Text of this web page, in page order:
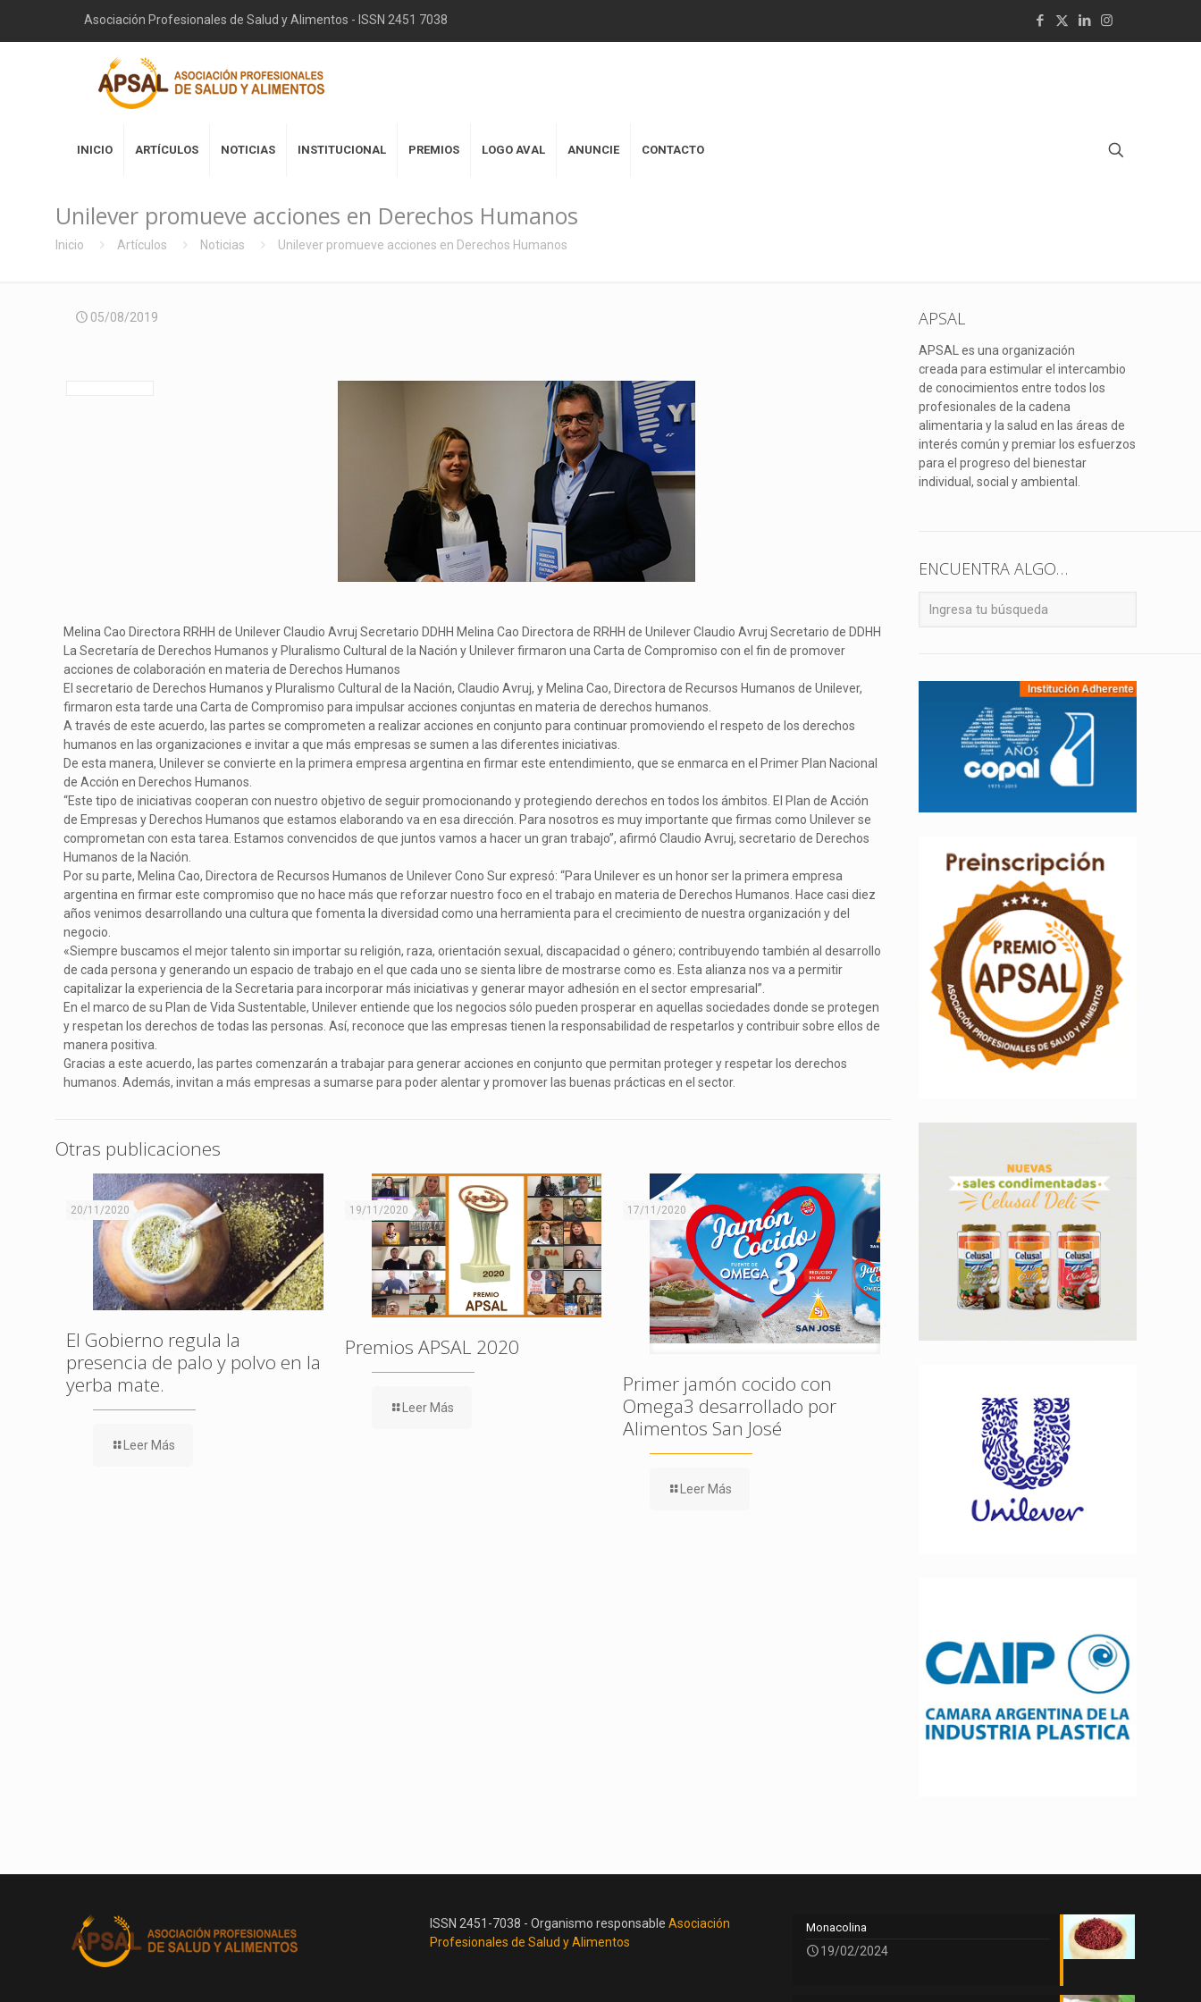
Asociación Profesionales de Salud y Alimentos - ISSN 2451 7038
INICIO ARTÍCULOS NOTICIAS INSTITUCIONAL PREMIOS LOGO AVAL ANUNCIE CONTACTO
Unilever promueve acciones en Derechos Humanos
Inicio Artículos Noticias Unilever promueve acciones en Derechos Humanos
05/08/2019
Melina Cao Directora RRHH de Unilever Claudio Avruj Secretario DDHH Melina Cao Directora de RRHH de Unilever Claudio Avruj Secretario de DDHH
La Secretaría de Derechos Humanos y Pluralismo Cultural de la Nación y Unilever firmaron una Carta de Compromiso con el fin de promover
acciones de colaboración en materia de Derechos Humanos
El secretario de Derechos Humanos y Pluralismo Cultural de la Nación, Claudio Avruj, y Melina Cao, Directora de Recursos Humanos de Unilever,
firmaron esta tarde una Carta de Compromiso para impulsar acciones conjuntas en materia de derechos humanos.
A través de este acuerdo, las partes se comprometen a realizar acciones en conjunto para continuar promoviendo el respeto de los derechos
humanos en las organizaciones e invitar a que más empresas se sumen a las diferentes iniciativas.
De esta manera, Unilever se convierte en la primera empresa argentina en firmar este entendimiento, que se enmarca en el Primer Plan Nacional
de Acción en Derechos Humanos.
“Este tipo de iniciativas cooperan con nuestro objetivo de seguir promocionando y protegiendo derechos en todos los ámbitos. El Plan de Acción
de Empresas y Derechos Humanos que estamos elaborando va en esa dirección. Para nosotros es muy importante que firmas como Unilever se
comprometan con esta tarea. Estamos convencidos de que juntos vamos a hacer un gran trabajo”, afirmó Claudio Avruj, secretario de Derechos
Humanos de la Nación.
Por su parte, Melina Cao, Directora de Recursos Humanos de Unilever Cono Sur expresó: “Para Unilever es un honor ser la primera empresa
argentina en firmar este compromiso que no hace más que reforzar nuestro foco en el trabajo en materia de Derechos Humanos. Hace casi diez
años venimos desarrollando una cultura que fomenta la diversidad como una herramienta para el crecimiento de nuestra organización y del
negocio.
«Siempre buscamos el mejor talento sin importar su religión, raza, orientación sexual, discapacidad o género; contribuyendo también al desarrollo
de cada persona y generando un espacio de trabajo en el que cada uno se sienta libre de mostrarse como es. Esta alianza nos va a permitir
capitalizar la experiencia de la Secretaria para incorporar más iniciativas y generar mayor adhesión en el sector empresarial”.
En el marco de su Plan de Vida Sustentable, Unilever entiende que los negocios sólo pueden prosperar en aquellas sociedades donde se protegen
y respetan los derechos de todas las personas. Así, reconoce que las empresas tienen la responsabilidad de respetarlos y contribuir sobre ellos de
manera positiva.
Gracias a este acuerdo, las partes comenzarán a trabajar para generar acciones en conjunto que permitan proteger y respetar los derechos
humanos. Además, invitan a más empresas a sumarse para poder alentar y promover las buenas prácticas en el sector.
Otras publicaciones
20/11/2020
El Gobierno regula la
presencia de palo y polvo en la
yerba mate.
Leer Más
19/11/2020
Premios APSAL 2020
Leer Más
17/11/2020
Primer jamón cocido con
Omega3 desarrollado por
Alimentos San José
Leer Más
APSAL
APSAL es una organización
creada para estimular el intercambio
de conocimientos entre todos los
profesionales de la cadena
alimentaria y la salud en las áreas de
interés común y premiar los esfuerzos
para el progreso del bienestar
individual, social y ambiental.
ENCUENTRA ALGO…
ISSN 2451-7038 - Organismo responsable Asociación
Profesionales de Salud y Alimentos
Monacolina
19/02/2024